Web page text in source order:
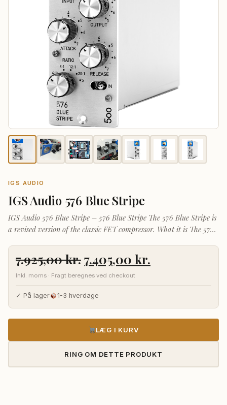
IGS AUDIO
IGS Audio 576 Blue Stripe
IGS Audio 576 Blue Stripe – 576 Blue Stripe The 576 Blue Stripe is
a revised version of the classic FET compressor. What it is The 576
7.925,00kr.Den
oprindelige
pris
var:
7.925,00 kr..
7.405,00 kr.
aktuelle
pris
7.405,00 kr..
Inkl. moms · Fragt beregnes ved checkout
✓ På lager 1-3 hverdage
LÆG I KURV
RING OM DETTE PRODUKT